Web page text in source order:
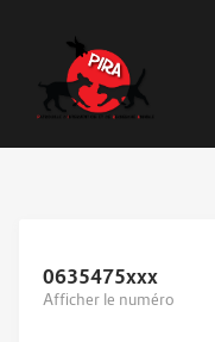
0635475xxx
Afficher le numéro